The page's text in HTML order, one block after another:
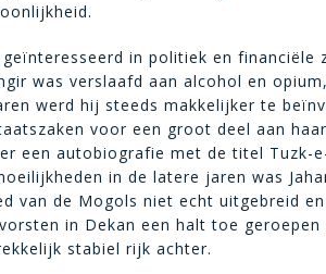
in politiek en
was verslaafd aan alcohol en
werd hij steeds makkelijker te
voor een groot deel aan
een autobiografie met de titel Tuzk-
in de latere jaren was
van de Mogols niet echt uitgebreid
in Dekan een halt toe
stabiel rijk achter.